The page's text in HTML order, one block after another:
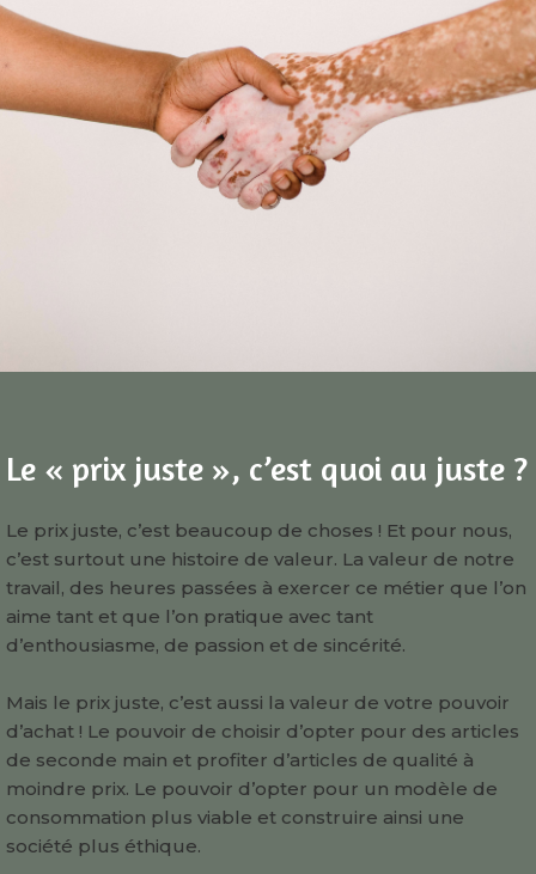
Le « prix juste », c’est quoi au juste ?
Le prix juste, c’est beaucoup de choses ! Et pour nous,
c’est surtout une histoire de valeur. La valeur de notre
travail, des heures passées à exercer ce métier que l’on
aime tant et que l’on pratique avec tant
d’enthousiasme, de passion et de sincérité.
Mais le prix juste, c’est aussi la valeur de votre pouvoir
d’achat ! Le pouvoir de choisir d’opter pour des articles
de seconde main et profiter d’articles de qualité à
moindre prix. Le pouvoir d’opter pour un modèle de
consommation plus viable et construire ainsi une
société plus éthique.